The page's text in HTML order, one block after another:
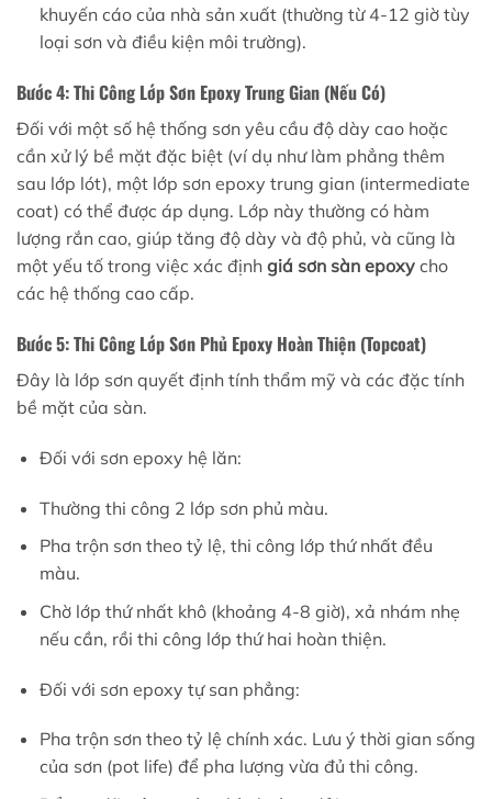
khuyến cáo của nhà sản xuất (thường từ 4-12 giờ tùy
loại sơn và điều kiện môi trường).
Bước 4: Thi Công Lớp Sơn Epoxy Trung Gian (Nếu Có)
Đối với một số hệ thống sơn yêu cầu độ dày cao hoặc
cần xử lý bề mặt đặc biệt (ví dụ như làm phẳng thêm
sau lớp lót), một lớp sơn epoxy trung gian (intermediate
coat) có thể được áp dụng. Lớp này thường có hàm
lượng rắn cao, giúp tăng độ dày và độ phủ, và cũng là
một yếu tố trong việc xác định giá sơn sàn epoxy cho
các hệ thống cao cấp.
Bước 5: Thi Công Lớp Sơn Phủ Epoxy Hoàn Thiện (Topcoat)
Đây là lớp sơn quyết định tính thẩm mỹ và các đặc tính
bề mặt của sàn.
Đối với sơn epoxy hệ lăn:
Thường thi công 2 lớp sơn phủ màu.
Pha trộn sơn theo tỷ lệ, thi công lớp thứ nhất đều
màu.
Chờ lớp thứ nhất khô (khoảng 4-8 giờ), xả nhám nhẹ
nếu cần, rồi thi công lớp thứ hai hoàn thiện.
Đối với sơn epoxy tự san phẳng:
Pha trộn sơn theo tỷ lệ chính xác. Lưu ý thời gian sống
của sơn (pot life) để pha lượng vừa đủ thi công.